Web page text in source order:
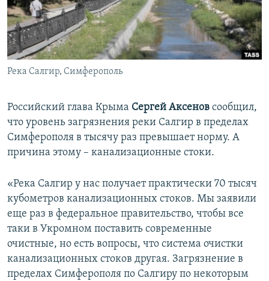
ПОБЕДИТЕЛЕЙ НЕ СУДЯТ?
КРЫМ.НЕПОКОРЕННЫЙ
ELIFBE
УКРАИНСКАЯ ПРОБЛЕМА КРЫМА
ПРИСОЕДИНЯЙТЕСЬ!
Река Салгир, Симферополь
Российский глава Крыма Сергей Аксенов сообщил,
что уровень загрязнения реки Салгир в пределах
Симферополя в тысячу раз превышает норму. А
причина этому – канализационные стоки.
«Река Салгир у нас получает практически 70 тысяч
кубометров канализационных стоков. Мы заявили
еще раз в федеральное правительство, чтобы все
таки в Укромном поставить современные
очистные, но есть вопросы, что система очистки
канализационных стоков другая. Загрязнение в
пределах Симферополя по Салгиру по некоторым